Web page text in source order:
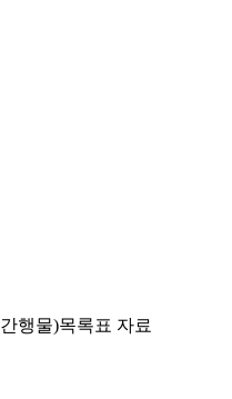
행물)목록표 자료